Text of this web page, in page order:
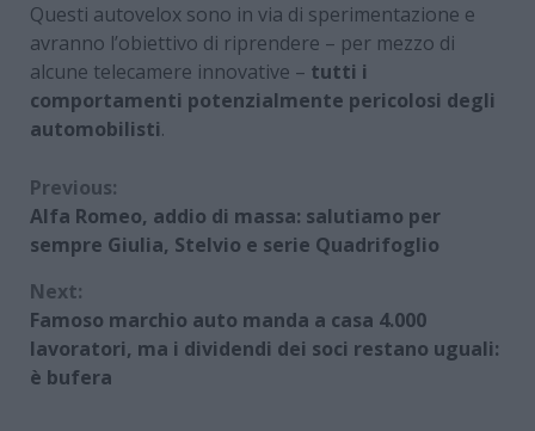
Questi autovelox sono in via di sperimentazione e
avranno l’obiettivo di riprendere – per mezzo di
alcune telecamere innovative – tutti i
comportamenti potenzialmente pericolosi degli
automobilisti.
Continue
Reading
Previous:
Alfa Romeo, addio di massa: salutiamo per
sempre Giulia, Stelvio e serie Quadrifoglio
Next:
Famoso marchio auto manda a casa 4.000
lavoratori, ma i dividendi dei soci restano uguali:
è bufera